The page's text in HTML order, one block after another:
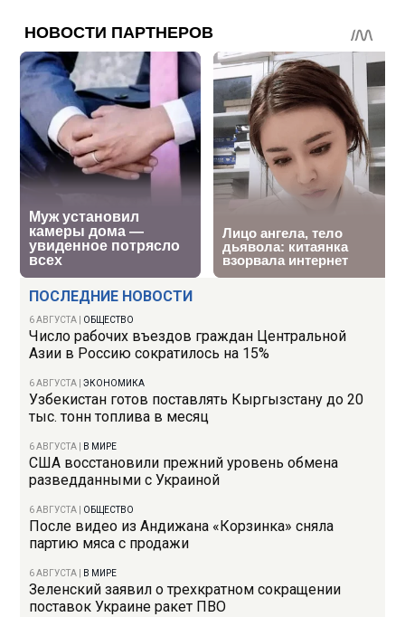
ПОСЛЕДНИЕ НОВОСТИ
6 АВГУСТА ОБЩЕСТВО
Число рабочих въездов граждан Центральной
Азии в Россию сократилось на 15%
6 АВГУСТА |ЭКОНОМИКА
Узбекистан готов поставлять Кыргызстану до 20
тыс. тонн топлива в месяц
6 АВГУСТА В МИРЕ
США восстановили прежний уровень обмена
разведданными с Украиной
6 АВГУСТА ОБЩЕСТВО
После видео из Андижана «Корзинка» сняла
партию мяса с продажи
6 АВГУСТА В МИРЕ
Зеленский заявил о трехкратном сокращении
поставок Украине ракет ПВО